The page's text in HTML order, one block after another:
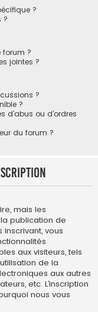
?
?
forum ?
jointes ?
?
?
ou d’ordres
du forum ?
mais les
publication de
inscrivant, vous
aux visiteurs, tels
de la
aux autres
etc. L’inscription
nous vous